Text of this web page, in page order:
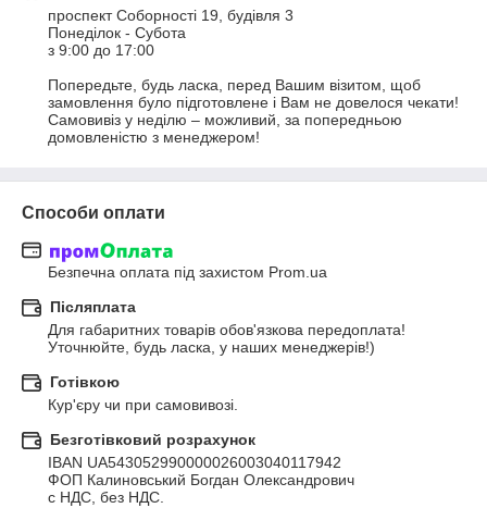
проспект Соборності 19, будівля 3
Понеділок - Субота
з 9:00 до 17:00
Попередьте, будь ласка, перед Вашим візитом, щоб
замовлення було підготовлене і Вам не довелося чекати!
Самовивіз у неділю – можливий, за попередньою
домовленістю з менеджером!
Способи оплати
Безпечна оплата під захистом Prom.ua
Післяплата
Для габаритних товарів обов'язкова передоплата!
Уточнюйте, будь ласка, у наших менеджерів!)
Готівкою
Кур'єру чи при самовивозі.
Безготівковий розрахунок
IBAN UA543052990000026003040117942
ФОП Калиновський Богдан Олександрович
с НДС, без НДС.